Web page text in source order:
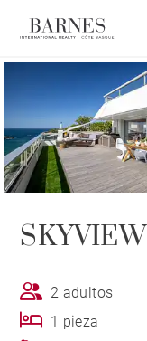
SKYVIEW
2 adultos
1 pieza